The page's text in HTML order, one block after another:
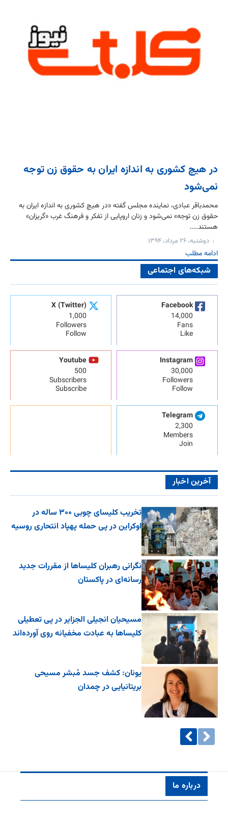
در هیچ کشوری به اندازه ایران به حقوق زن توجه
نمی‌‌شود
محمدباقر عبادی، نماینده مجلس گفته «در هیچ کشوری به اندازه ایران به
حقوق زن توجه» نمی‌‌شود و زنان اروپایی از تفکر و فرهنگ غرب «گریزان»
هستند....
دوشنبه، ۲۶ مرداد، ۱۳۹۴
ادامه مطلب
شبکه‌های اجتماعی
Facebook
14,000
Fans
Like
X (Twitter)
1,000
Followers
Follow
Instagram
30,000
Followers
Follow
Youtube
500
Subscribers
Subscribe
Telegram
2,300
Members
Join
آخرین اخبار
تخریب کلیسای چوبی ۳۰۰ ساله در
اوکراین در پی حمله پهپاد انتحاری روسیه
نگرانی رهبران کلیساها از مقررات جدید
رسانه‌ای در پاکستان
مسیحیان انجیلی الجزایر در پی تعطیلی
کلیساها به عبادت مخفیانه روی آورده‌اند
یونان: کشف جسد مُبشر مسیحی
بریتانیایی در چمدان
درباره ما